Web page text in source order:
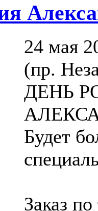
24 мая
(пр.
ДЕНЬ
Будет
Заказ